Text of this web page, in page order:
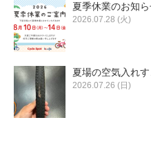
夏季休業のお知
2026.07.28 (火)
夏場の空気入れ
2026.07.26 (日)